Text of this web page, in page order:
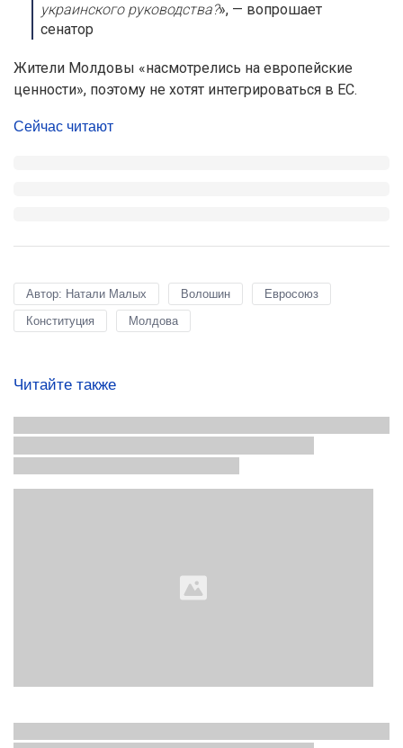
украинского руководства?», — вопрошает
сенатор
Жители Молдовы «насмотрелись на европейские
ценности», поэтому не хотят интегрироваться в ЕС.
Сейчас читают
Автор: Натали Малых Волошин
Евросоюз
Конституция
Молдова
Читайте также